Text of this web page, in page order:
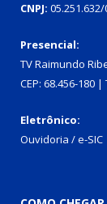
CNPJ: 05.251.632/
Presencial:
TV Raimundo
CEP: 68.456-180
Eletrônico:
Ouvidoria /e-SIC